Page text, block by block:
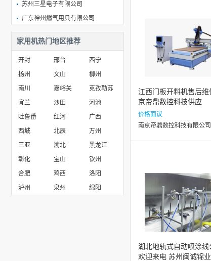
苏州三星电子有限公司
广东神州燃气用具有限公司
济南天河环保设备有限公司
青州福源达水处理设备有限公司
家用机热门地区推荐
开封 邢台
西宁
扬州
文山
柳州
南川
嘉峪关
克孜勒苏
宜兰
沙田
河池
吐鲁番
红河
广西
西城
北辰
万州
三亚
渝北
黑龙江
彰化
宝山
钦州
合肥
鸡西
洛阳
泸州
泉州 绵阳
江西门板开料机售后维
京帝鼎数控科技供应
价格面议
南京帝鼎数控科技有限公司
湖北地轨式自动喷涂线
欢迎来电 苏州闽诚锦